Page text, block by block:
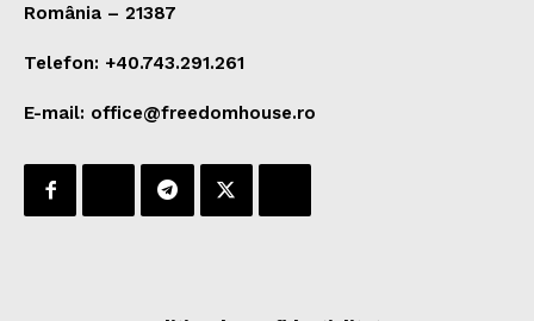
România – 21387
Telefon: +40.743.291.261
E-mail: office@freedomhouse.ro